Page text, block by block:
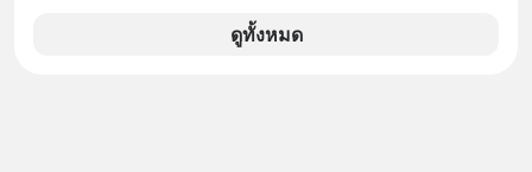
CRC แจ้งตลาดหลักทรัพย์ฯ ว่า บริษัท
ดูทั้งหมด